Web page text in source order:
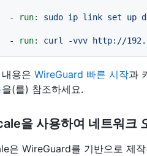
- run: sudo ip link set up
- run: curl -vvv http://
용은 WireGuard 빠른 시작과
을(를) 참조하세요.
을 사용하여 네트워크
은 WireGuard를 기반으로 제